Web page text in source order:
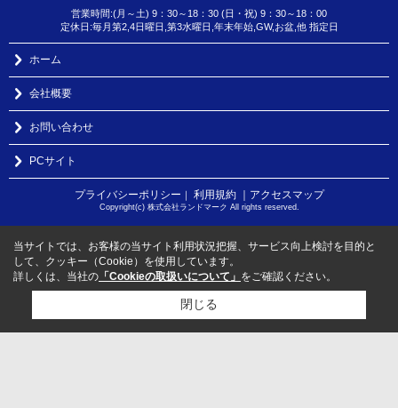
営業時間:(月～土) 9：30～18：30 (日・祝) 9：30～18：00
定休日:毎月第2,4日曜日,第3水曜日,年末年始,GW,お盆,他 指定日
ホーム
会社概要
お問い合わせ
PCサイト
プライバシーポリシー ｜ 利用規約 ｜アクセスマップ
Copyright(c) 株式会社ランドマーク All rights reserved.
当サイトでは、お客様の当サイト利用状況把握、サービス向上検討を目的と
して、クッキー（Cookie）を使用しています。
詳しくは、当社の 「Cookieの取扱いについて」 をご確認ください。
閉じる